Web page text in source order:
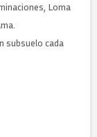
Loma
subsuelo cada